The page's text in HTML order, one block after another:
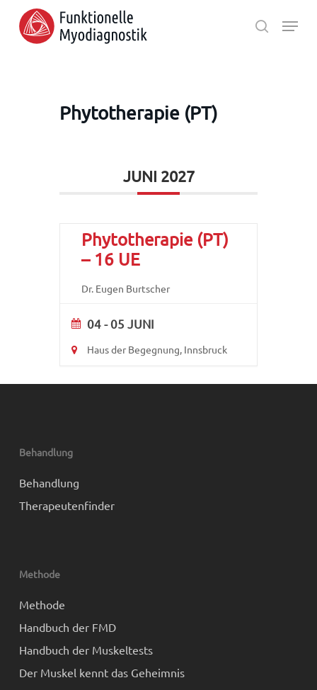
main
search
Menu
Phytotherapie (PT)
JUNI 2027
Phytotherapie (PT)
– 16 UE
Dr. Eugen Burtscher
04 - 05 JUNI
Haus der Begegnung, Innsbruck
Behandlung
Behandlung
Therapeutenfinder
Methode
Methode
Handbuch der FMD
Handbuch der Muskeltests
Der Muskel kennt das Geheimnis